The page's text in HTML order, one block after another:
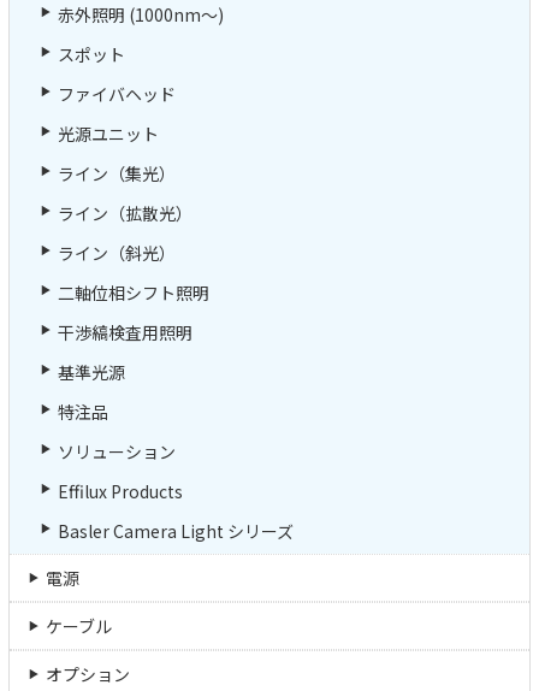
赤外照明 (1000nm～)
スポット
ファイバヘッド
光源ユニット
ライン（集光）
ライン（拡散光）
ライン（斜光）
二軸位相シフト照明
干渉縞検査用照明
基準光源
特注品
ソリューション
Effilux Products
Basler Camera Light シリーズ
電源
ケーブル
オプション